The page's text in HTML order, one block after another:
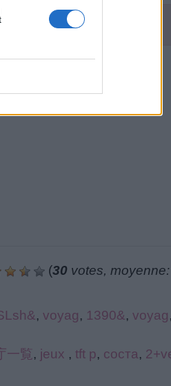
(30 votes, moyenne:
, voyag, 1390&, voyag,
一覧 , jeux , tft p, соста,